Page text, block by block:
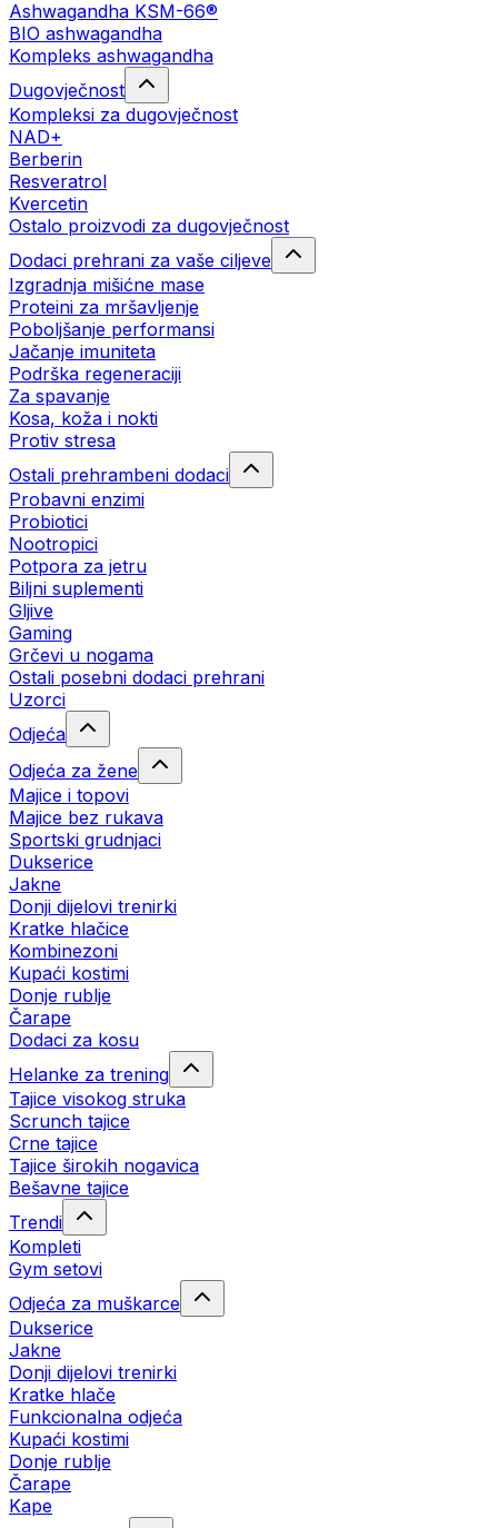
Ashwagandha KSM-66®
BIO ashwagandha
Kompleks ashwagandha
Dugovječnost
Kompleksi za dugovječnost
NAD+
Berberin
Resveratrol
Kvercetin
Ostalo proizvodi za dugovječnost
Dodaci prehrani za vaše ciljeve
Izgradnja mišićne mase
Proteini za mršavljenje
Poboljšanje performansi
Jačanje imuniteta
Podrška regeneraciji
Za spavanje
Kosa, koža i nokti
Protiv stresa
Ostali prehrambeni dodaci
Probavni enzimi
Probiotici
Nootropici
Potpora za jetru
Biljni suplementi
Gljive
Gaming
Grčevi u nogama
Ostali posebni dodaci prehrani
Uzorci
Odjeća
Odjeća za žene
Majice i topovi
Majice bez rukava
Sportski grudnjaci
Dukserice
Jakne
Donji dijelovi trenirki
Kratke hlačice
Kombinezoni
Kupaći kostimi
Donje rublje
Čarape
Dodaci za kosu
Helanke za trening
Tajice visokog struka
Scrunch tajice
Crne tajice
Tajice širokih nogavica
Bešavne tajice
Trendi
Kompleti
Gym setovi
Odjeća za muškarce
Dukserice
Jakne
Donji dijelovi trenirki
Kratke hlače
Funkcionalna odjeća
Kupaći kostimi
Donje rublje
Čarape
Kape